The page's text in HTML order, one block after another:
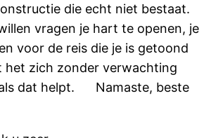
die echt niet bestaat.
vragen je hart te openen, je
voor de reis die je is getoond
het zich zonder verwachting
dat helpt. Namaste, beste